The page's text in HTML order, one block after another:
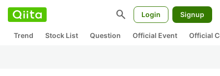
search Login Signup
Trend Stock List Question Official Event Official